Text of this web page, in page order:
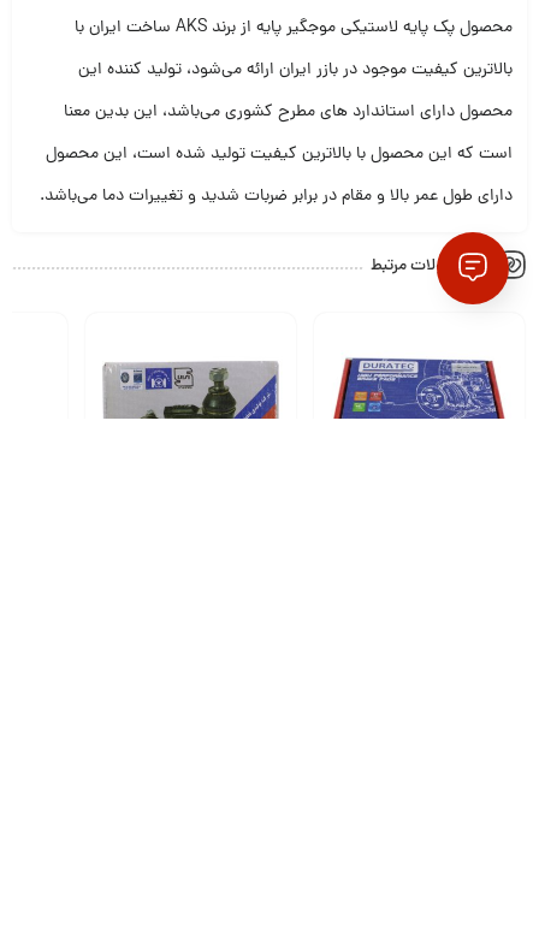
محصولپک پایه لاستیکی موجگیر پایه ازبرند ساخت ایرانبا
بالاترین کیفیتموجود دربازر ایران ارائهمیشود، تولید کننده این
محصولدارای استاندارد هایمطرح کشوریمیباشد، اینبدینمعنا
است که اینمحصولبا بالاترین کیفیتتولید شده است، اینمحصول
دارای طولعمربالاو مقامدربرابر ضربات شدید و تغییراتدما میباشد.
محصولات مرتبط